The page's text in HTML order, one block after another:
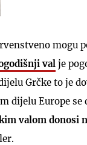
mogu
val je
Grčke to je
dijelu Europe se
valom donosi